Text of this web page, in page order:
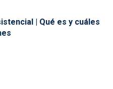
| Qué es y cuáles